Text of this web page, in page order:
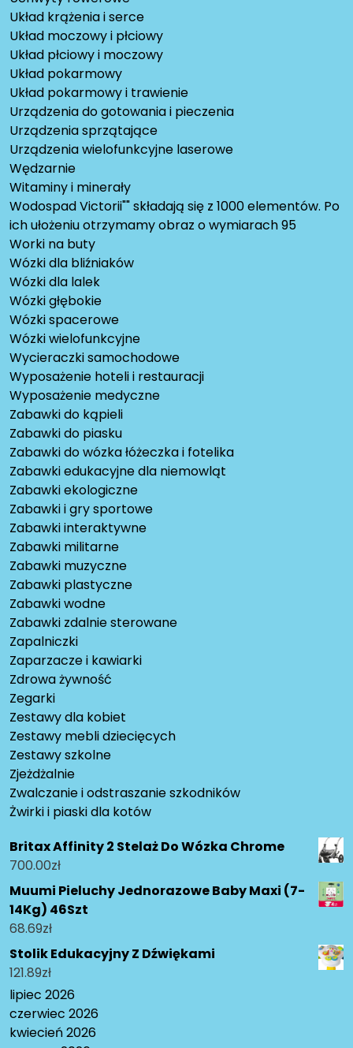
Układ krążenia i serce
Układ moczowy i płciowy
Układ płciowy i moczowy
Układ pokarmowy
Układ pokarmowy i trawienie
Urządzenia do gotowania i pieczenia
Urządzenia sprzątające
Urządzenia wielofunkcyjne laserowe
Wędzarnie
Witaminy i minerały
Wodospad Victorii"" składają się z 1000 elementów. Po
ich ułożeniu otrzymamy obraz o wymiarach 95
Worki na buty
Wózki dla bliźniaków
Wózki dla lalek
Wózki głębokie
Wózki spacerowe
Wózki wielofunkcyjne
Wycieraczki samochodowe
Wyposażenie hoteli i restauracji
Wyposażenie medyczne
Zabawki do kąpieli
Zabawki do piasku
Zabawki do wózka łóżeczka i fotelika
Zabawki edukacyjne dla niemowląt
Zabawki ekologiczne
Zabawki i gry sportowe
Zabawki interaktywne
Zabawki militarne
Zabawki muzyczne
Zabawki plastyczne
Zabawki wodne
Zabawki zdalnie sterowane
Zapalniczki
Zaparzacze i kawiarki
Zdrowa żywność
Zegarki
Zestawy dla kobiet
Zestawy mebli dziecięcych
Zestawy szkolne
Zjeżdżalnie
Zwalczanie i odstraszanie szkodników
Żwirki i piaski dla kotów
Britax Affinity 2 Stelaż Do Wózka Chrome
700.00zł
Muumi Pieluchy Jednorazowe Baby Maxi (7-
14Kg) 46Szt
68.69zł
Stolik Edukacyjny Z Dźwiękami
121.89zł
lipiec 2026
czerwiec 2026
kwiecień 2026